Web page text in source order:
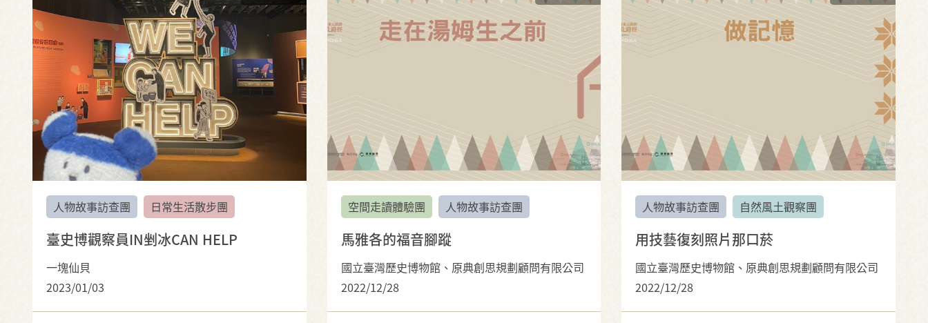
人物故事訪查團 日常生活散步團
臺史博觀察員IN剉冰CAN HELP
一塊仙貝
2023/01/03
空間走讀體驗團 人物故事訪查團
馬雅各的福音腳蹤
國立臺灣歷史博物館、原典創思規劃顧問有限公司
2022/12/28
人物故事訪查團 自然風土觀察團
用技藝復刻照片那口菸
國立臺灣歷史博物館、原典創思規劃顧問有限公司
2022/12/28